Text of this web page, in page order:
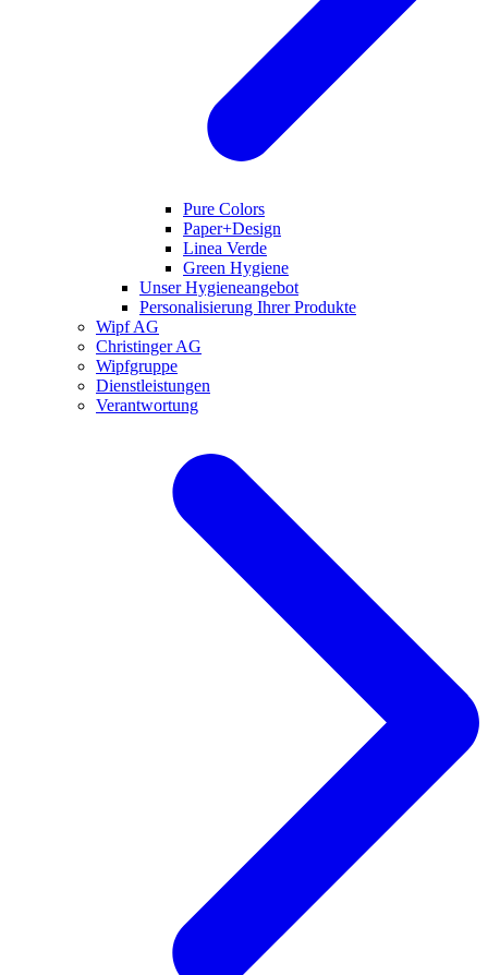
Pure Colors
Paper+Design
Linea Verde
Green Hygiene
Unser Hygieneangebot
Personalisierung Ihrer Produkte
Wipf AG
Christinger AG
Wipfgruppe
Dienstleistungen
Verantwortung